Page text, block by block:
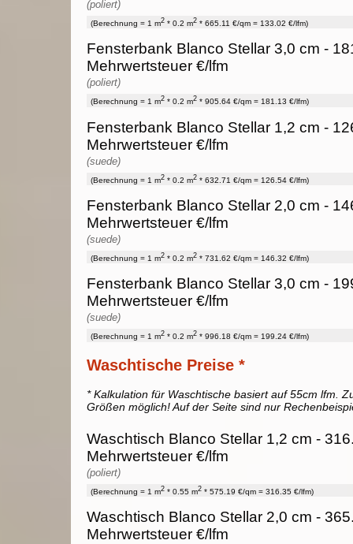
(poliert)
(Berechnung = 1 m2 * 0.2 m2 * 665.11 €/qm = 133.02 €/lfm)
Fensterbank Blanco Stellar 3,0 cm -
Mehrwertsteuer €/lfm
(poliert)
(Berechnung = 1 m2 * 0.2 m2 * 905.64 €/qm = 181.13 €/lfm)
Fensterbank Blanco Stellar 1,2 cm -
Mehrwertsteuer €/lfm
(suede)
(Berechnung = 1 m2 * 0.2 m2 * 632.71 €/qm = 126.54 €/lfm)
Fensterbank Blanco Stellar 2,0 cm -
Mehrwertsteuer €/lfm
(suede)
(Berechnung = 1 m2 * 0.2 m2 * 731.62 €/qm = 146.32 €/lfm)
Fensterbank Blanco Stellar 3,0 cm -
Mehrwertsteuer €/lfm
(suede)
(Berechnung = 1 m2 * 0.2 m2 * 996.18 €/qm = 199.24 €/lfm)
Waschtische Preise *
* Kalkulation für Waschtische basiert auf 55cm lfm.
Größen möglich! Auf der Seite sind nur
Waschtisch Blanco Stellar 1,2 cm -
Mehrwertsteuer €/lfm
(poliert)
(Berechnung = 1 m2 * 0.55 m2 * 575.19 €/qm = 316.35 €/lfm)
Waschtisch Blanco Stellar 2,0 cm -
Mehrwertsteuer €/lfm